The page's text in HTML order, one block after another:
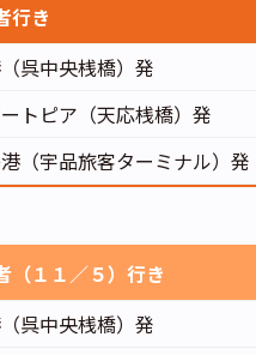
行き
呉中央桟橋）発
トピア（天応桟橋）発
（宇品旅客ターミナル）発
（１１／５）行き
呉中央桟橋）発